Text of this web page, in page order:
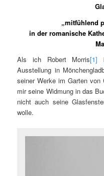
„mitfühlend
in der romanische
Als ich Robert Morris[1]
Ausstellung in
seiner Werke im Garten
mir seine Widmung in das
nicht auch seine
wolle.